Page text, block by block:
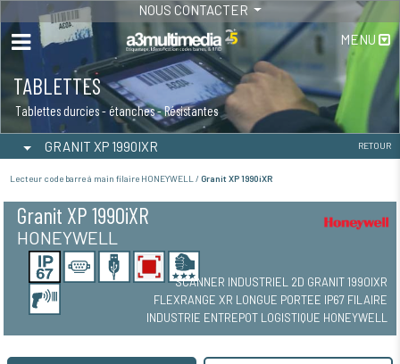
NOUS CONTACTER
MENU
TABLETTES
Tablettes durcies - étanches - Résistantes
GRANIT XP 1990IXR RETOUR
Lecteur code barre à main filaire HONEYWELL / Granit XP 1990iXR
Granit XP 1990iXR
HONEYWELL
SCANNER INDUSTRIEL 2D GRANIT 1990IXR
FLEXRANGE XR LONGUE PORTEE IP67 FILAIRE
INDUSTRIE ENTREPOT LOGISTIQUE HONEYWELL